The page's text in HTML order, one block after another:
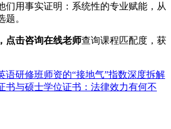
们用事实证明：系统性的专业赋能，从
。
点击咨询在线老师查询课程匹配度，获
语研修班师资的“接地气”指数深度拆解
书与硕士学位证书：法律效力有何不